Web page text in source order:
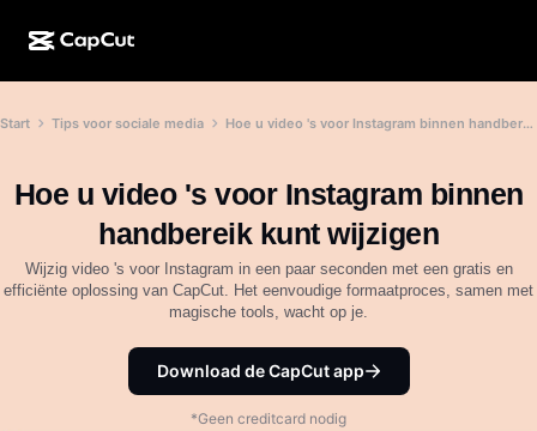
CapCut Desktop
CapCut Online
CapCut Pad
CapCut Mobiel
AI-creatie
Videostudio
AI-videogenerator
AI-afbeeldingengenerator
AI-afbeeldingsverbeteraar
Dreamina Seedance 2.5
Functies
Video-editor en -generator
Afbeeldingseditor en -generator
Spraakgenerator en -editor
Sjablonen voor sociale media
Feestdagensjablonen
Jubileumsjablonen
Over
Initiatieven
Partners
Pioniersprogramma
Creatief partnerprogramma
Start Tips voor sociale media Hoe u video 's voor Instagram binnen handbereik kunt wijzigen
Hoe u video 's voor Instagram binnen
handbereik kunt wijzigen
Wijzig video 's voor Instagram in een paar seconden met een gratis en
efficiënte oplossing van CapCut. Het eenvoudige formaatproces, samen met
magische tools, wacht op je.
Download de CapCut app
*Geen creditcard nodig